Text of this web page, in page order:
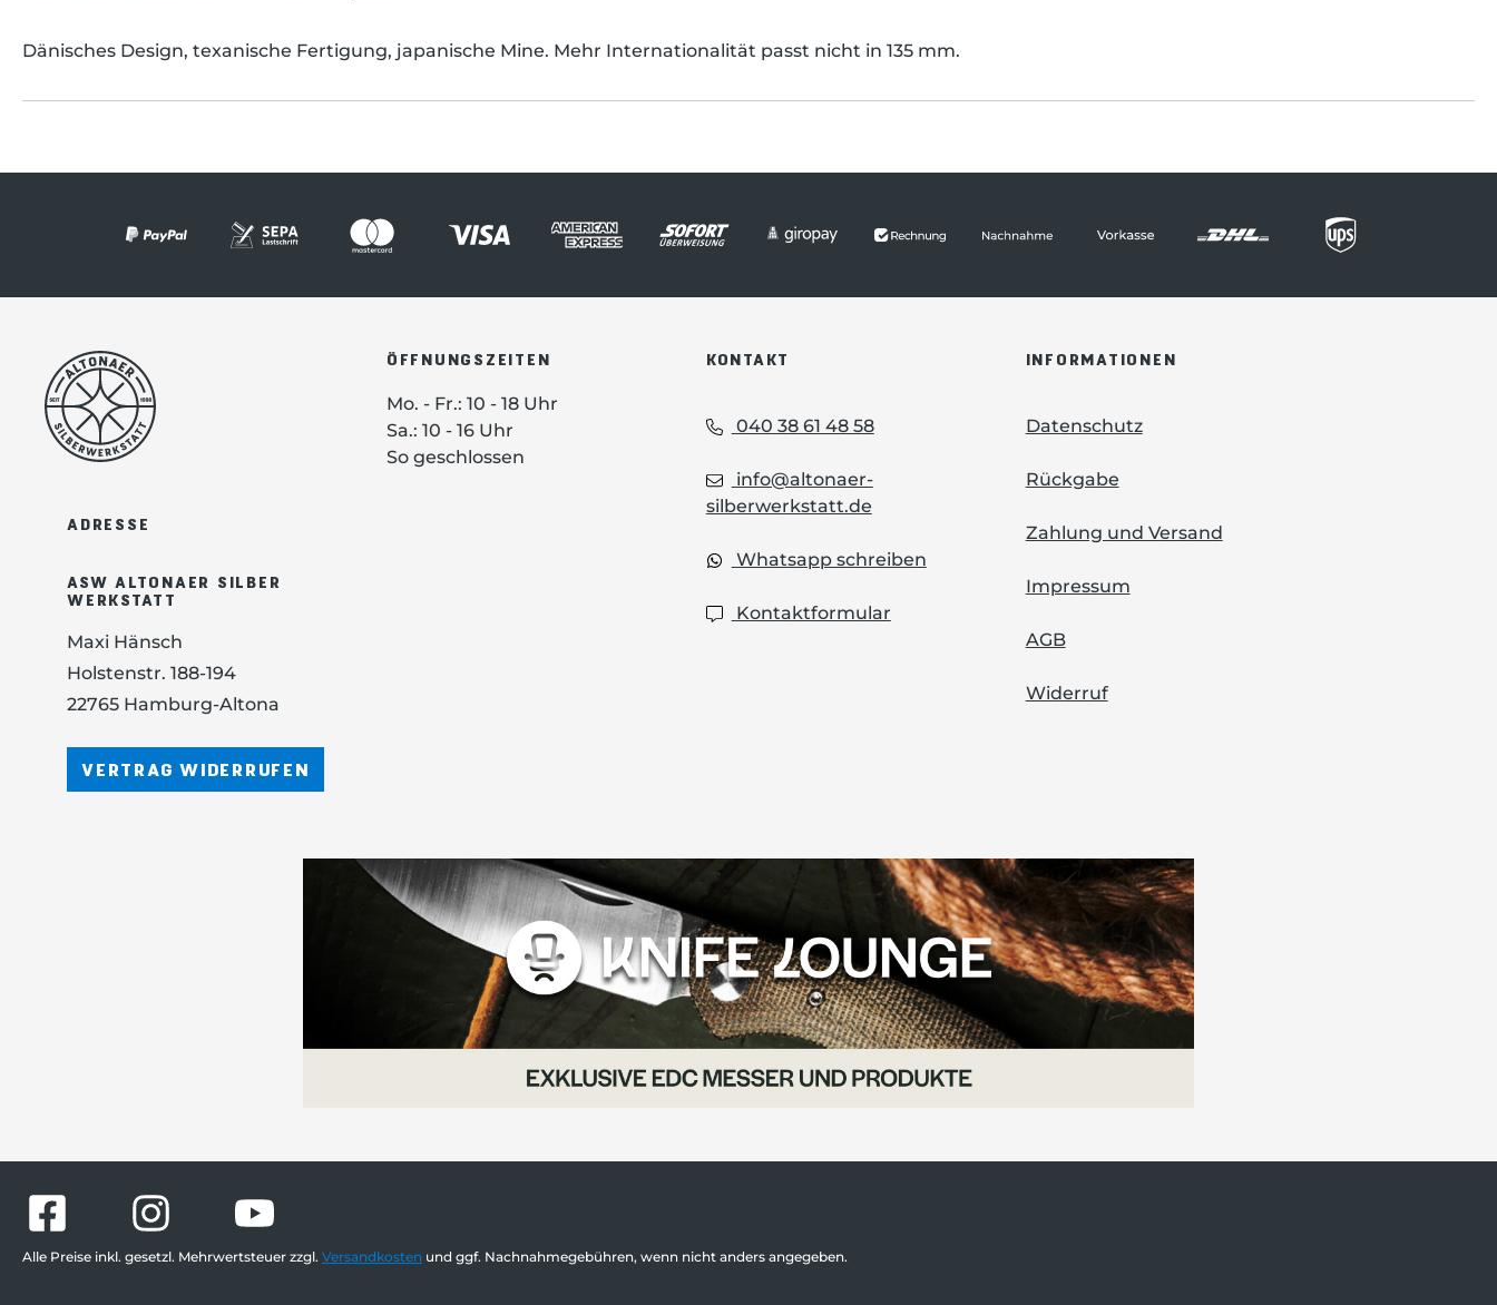
Dänisches Design, texanische Fertigung, japanische Mine. Mehr Internationalität passt nicht in 135 mm.
ADRESSE
ASW ALTONAER SILBER
WERKSTATT
Maxi Hänsch
Holstenstr. 188-194
22765 Hamburg-Altona
VERTRAG WIDERRUFEN
ÖFFNUNGSZEITEN
Mo. - Fr.: 10 - 18 Uhr
Sa.: 10 - 16 Uhr
So geschlossen
KONTAKT
040 38 61 48 58
info@altonaer-
silberwerkstatt.de
Whatsapp schreiben
Kontaktformular
INFORMATIONEN
Datenschutz
Rückgabe
Zahlung und Versand
Impressum
AGB
Widerruf
Alle Preise inkl. gesetzl. Mehrwertsteuer zzgl. Versandkosten und ggf. Nachnahmegebühren, wenn nicht anders angegeben.